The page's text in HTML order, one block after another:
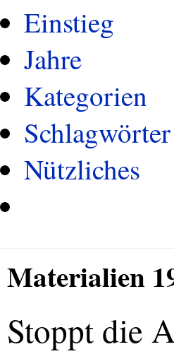
Einstieg
Jahre
Kategorien
Schlagwörter
Nützliches
Materialien
Stoppt die